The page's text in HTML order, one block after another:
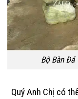
Bộ Bàn Đá
Quý Anh Chị có